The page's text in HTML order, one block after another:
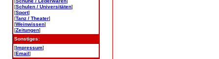
[Schulen / Universitäten]
[Sport]
[Tanz / Theater]
[Weinwissen]
[Zeitungen]
Sonstiges:
[Impressum]
[Email]